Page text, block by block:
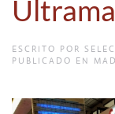
ESCRITO POR
PUBLICADO EN